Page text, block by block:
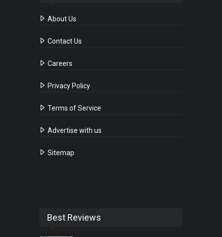
About Us
Contact Us
Careers
Privacy Policy
Terms of Service
Advertise with us
Sitemap
Best Reviews